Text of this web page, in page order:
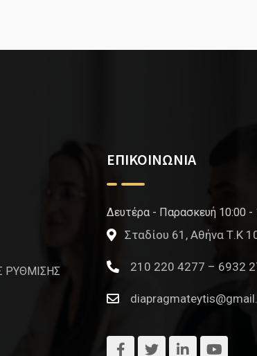
ΡΥΘΜΙΣΗΣ
ΕΠΙΚΟΙΝΩΝΙΑ
Δευτέρα - Παρασκευή 10:00 -
Σταδίου 61, Αθήνα Τ.Κ
210 220 4277 – 6932